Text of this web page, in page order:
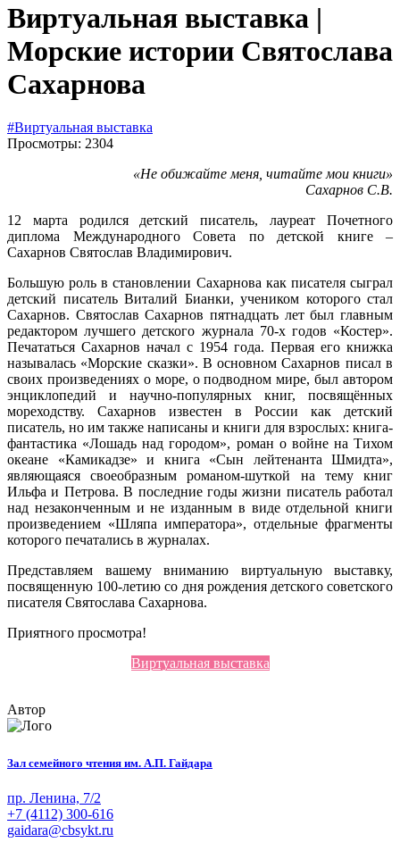
Виртуальная выставка |
Морские истории Святослава
Сахарнова
#Виртуальная выставка
Просмотры: 2304
«Не обижайте меня, читайте мои книги»
Сахарнов С.В.
12 марта родился детский писатель, лауреат Почетного
диплома Международного Совета по детской книге –
Сахарнов Святослав Владимирович.
Большую роль в становлении Сахарнова как писателя сыграл
детский писатель Виталий Бианки, учеником которого стал
Сахарнов. Святослав Сахарнов пятнадцать лет был главным
редактором лучшего детского журнала 70-х годов «Костер».
Печататься Сахарнов начал с 1954 года. Первая его книжка
называлась «Морские сказки». В основном Сахарнов писал в
своих произведениях о море, о подводном мире, был автором
энциклопедий и научно-популярных книг, посвящённых
мореходству. Сахарнов известен в России как детский
писатель, но им также написаны и книги для взрослых: книга-
фантастика «Лошадь над городом», роман о войне на Тихом
океане «Камикадзе» и книга «Сын лейтенанта Шмидта»,
являющаяся своеобразным романом-шуткой на тему книг
Ильфа и Петрова. В последние годы жизни писатель работал
над незаконченным и не изданным в виде отдельной книги
произведением «Шляпа императора», отдельные фрагменты
которого печатались в журналах.
Представляем вашему вниманию виртуальную выставку,
посвященную 100-летию со дня рождения детского советского
писателя Святослава Сахарнова.
Приятного просмотра!
Виртуальная выставка
Автор
Зал семейного чтения им. А.П. Гайдара
пр. Ленина, 7/2
+7 (4112) 300-616
gaidara@cbsykt.ru